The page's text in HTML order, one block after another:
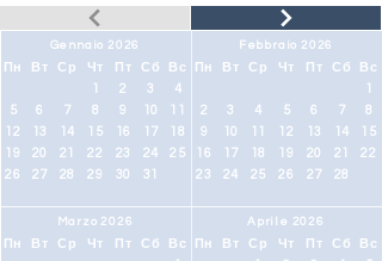
Gennaio 2026
Пн Вт Ср Чт Пт Сб
Вс
1
2 3
4
5
6 7 8 9 10
11
12
13 14 15 16 17
18
19
20 21 22 23 24
25
26
27 28 29 30 31
Marzo 2026
Пн Вт Ср Чт Пт Сб
Вс
Febbraio 2026
Пн Вт Ср Чт Пт Сб
Вс
1
2
3 4 5 6 7
8
9
10 11 12 13 14
15
16
17 18 19 20 21
22
23
24 25 26 27 28
Aprile 2026
Пн Вт Ср Чт Пт Сб
Вс